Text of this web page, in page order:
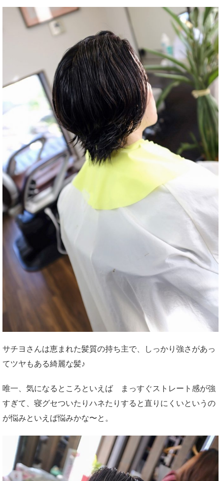
サチヨさんは恵まれた髪質の持ち主で、しっかり強さがあっ
てツヤもある綺麗な髪♪
唯一、気になるところといえば まっすぐストレート感が強
すぎて、寝グセついたりハネたりすると直りにくいというの
が悩みといえば悩みかな〜と。